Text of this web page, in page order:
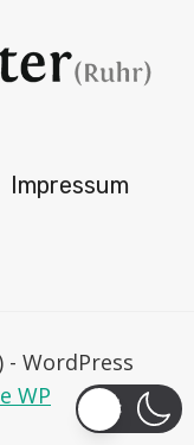
Impressum
WordPress
WP